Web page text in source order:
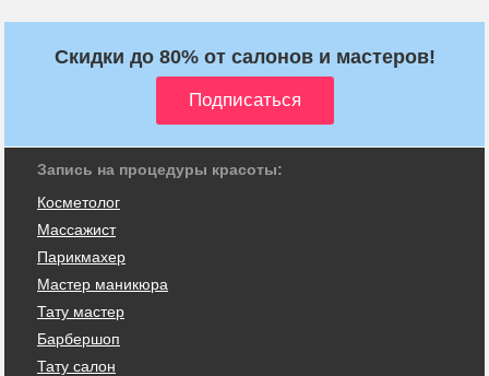
Скидки до 80% от салонов и мастеров!
Запись на процедуры красоты:
Косметолог
Массажист
Парикмахер
Мастер маникюра
Тату мастер
Барбершоп
Тату салон